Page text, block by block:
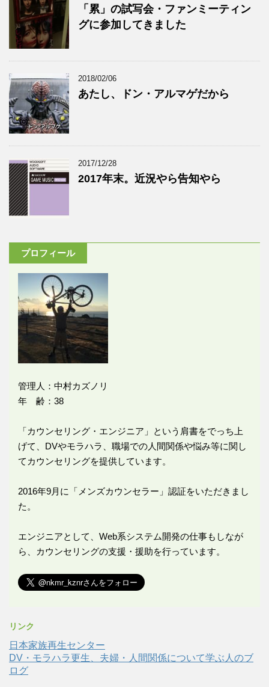
「累」の試写会・ファンミーティン
グに参加してきました
2018/02/06
あたし、ドン・アルマゲだから
2017/12/28
2017年末。近況やら告知やら
プロフィール
管理人：中村カズノリ
年 齢：38
「カウンセリング・エンジニア」という肩書をでっち上
げて、DVやモラハラ、職場での人間関係や悩み等に関し
てカウンセリングを提供しています。
2016年9月に「メンズカウンセラー」認証をいただきまし
た。
エンジニアとして、Web系システム開発の仕事もしなが
ら、カウンセリングの支援・援助を行っています。
リンク
日本家族再生センター
DV・モラハラ更生、夫婦・人間関係について学ぶ人のブ
ログ